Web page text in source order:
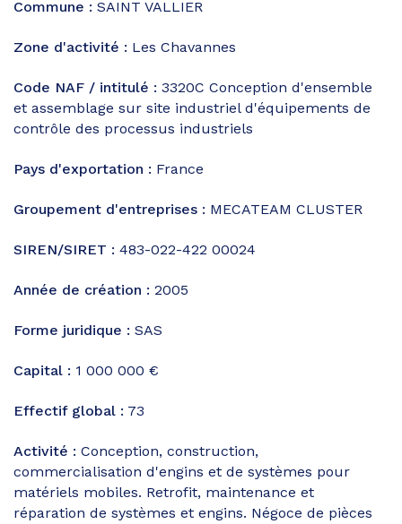
Commune : SAINT VALLIER
Zone d'activité : Les Chavannes
Code NAF / intitulé : 3320C Conception d'ensemble
et assemblage sur site industriel d'équipements de
contrôle des processus industriels
Pays d'exportation : France
Groupement d'entreprises : MECATEAM CLUSTER
SIREN/SIRET : 483-022-422 00024
Année de création : 2005
Forme juridique : SAS
Capital : 1 000 000 €
Effectif global : 73
Activité : Conception, construction,
commercialisation d'engins et de systèmes pour
matériels mobiles. Retrofit, maintenance et
réparation de systèmes et engins. Négoce de pièces